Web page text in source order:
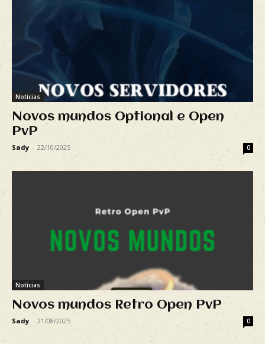
Notícias
Novos mundos Optional e Open
PvP
Sady - 22/10/2025 0
Notícias
Novos mundos Retro Open PvP
Sady - 21/08/2025 0